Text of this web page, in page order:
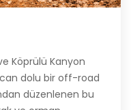
Köprülü Kanyon
dolu bir off-road
düzenlenen bu